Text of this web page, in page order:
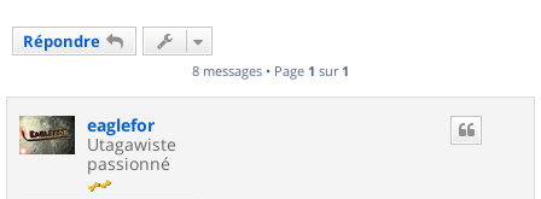
Répondre
8 messages • Page 1 sur 1
eaglefor
Utagawiste
passionné